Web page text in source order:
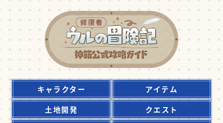
キャラクター
アイテム
土地開発
クエスト